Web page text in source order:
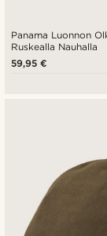
Panama Luonnon
Ruskealla Nauhalla
59,95 €